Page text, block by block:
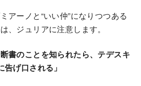
アーノと“いい仲”になりつつある
、ジュリアに注意します。
書のことを知られたら、テデスキ
告げ口される」